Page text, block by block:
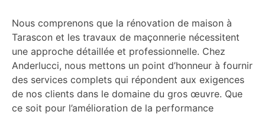
Nous comprenons que la rénovation de maison à
Tarascon et les travaux de maçonnerie nécessitent
une approche détaillée et professionnelle. Chez
Anderlucci, nous mettons un point d’honneur à fournir
des services complets qui répondent aux exigences
de nos clients dans le domaine du gros œuvre. Que
ce soit pour l’amélioration de la performance